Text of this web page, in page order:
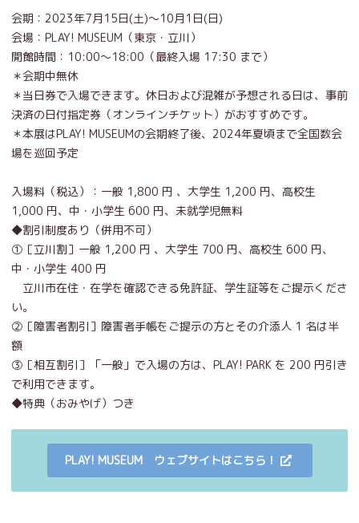
会期：2023年7月15日(土)～10月1日(日)
会場：PLAY! MUSEUM（東京・立川）
開館時間：10:00～18:00（最終入場 17:30 まで）
＊会期中無休
＊当日券で入場できます。休日および混雑が予想される日は、事前
決済の日付指定券（オンラインチケット）がおすすめです。
＊本展はPLAY! MUSEUMの会期終了後、2024年夏頃まで全国数会
場を巡回予定
入場料（税込）：一般 1,800 円 、大学生 1,200 円、高校生
1,000 円、中・小学生 600 円、未就学児無料
◆割引制度あり（併用不可）
①［立川割］一般 1,200 円 、大学生 700 円、高校生 600 円、
中・小学生 400 円
立川市在住・在学を確認できる免許証、学生証等をご提示くださ
い。
②［障害者割引］障害者手帳をご提示の方とその介添人 1 名は半
額
③［相互割引］「一般」で入場の方は、PLAY! PARK を 200 円引き
で利用できます。
◆特典（おみやげ）つき
PLAY! MUSEUM ウェブサイトはこちら！